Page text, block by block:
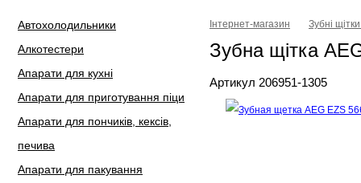
Автохолодильники
Алкотестери
Апарати для кухні
Апарати для приготування піци
Апарати для пончиків, кексів,
печива
Апарати для пакування
Інтернет-магазин Зубні
Зубна щітка
Артикул 206951-1305